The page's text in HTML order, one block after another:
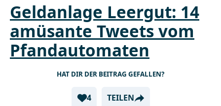
Geldanlage Leergut: 14
amüsante Tweets vom
Pfandautomaten
HAT DIR DER BEITRAG GEFALLEN?
4 TEILEN